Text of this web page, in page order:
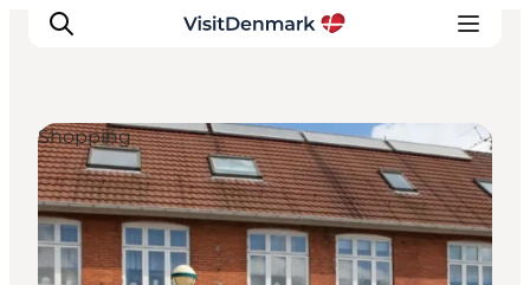
Inspirations
Destinations
Quoi faire
Shopping